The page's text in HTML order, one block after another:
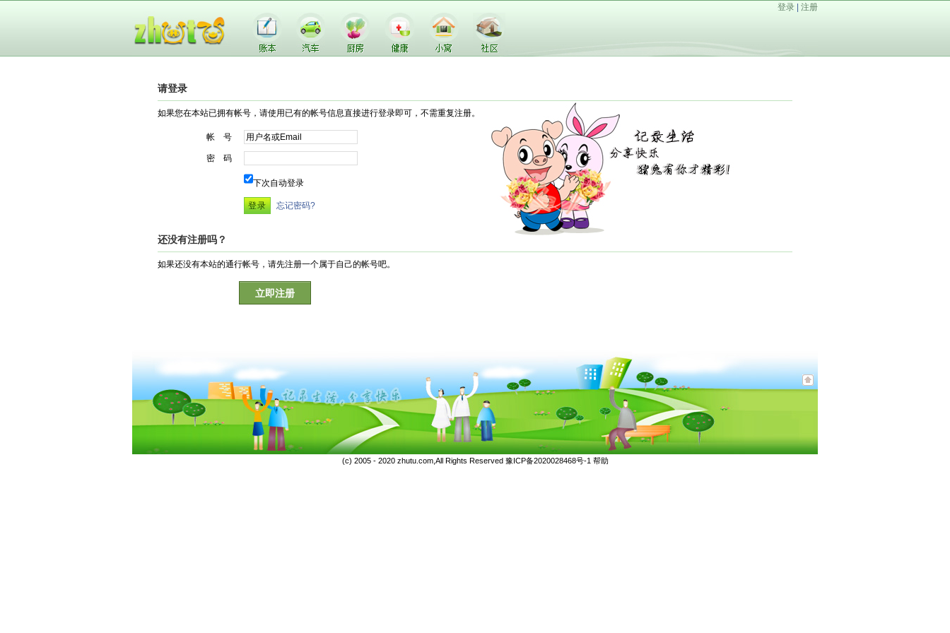
登录 注册
请登录
如果您在本站已拥有帐号，请使用已有的帐号信息直接进行登录即可，不需重复注册。
帐 号
密 码
下次自动登录
忘记密码?
还没有注册吗？
如果还没有本站的通行帐号，请先注册一个属于自己的帐号吧。
立即注册
(c) 2005 - 2020 zhutu.com,All Rights Reserved 豫ICP备2020028468号-1 帮助